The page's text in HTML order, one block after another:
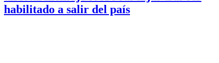
habilitado a salir del país